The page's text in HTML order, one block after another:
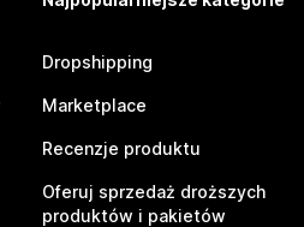
Dropshipping
Marketplace
Recenzje produktu
Oferuj sprzedaż droższych
produktów i pakietów